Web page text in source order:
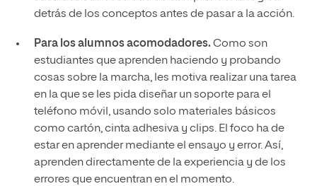
detrás de los conceptos antes de pasar a la acción.
Para los alumnos acomodadores. Como son
estudiantes que aprenden haciendo y probando
cosas sobre la marcha, les motiva realizar una tarea
en la que se les pida diseñar un soporte para el
teléfono móvil, usando solo materiales básicos
como cartón, cinta adhesiva y clips. El foco ha de
estar en aprender mediante el ensayo y error. Así,
aprenden directamente de la experiencia y de los
errores que encuentran en el momento.